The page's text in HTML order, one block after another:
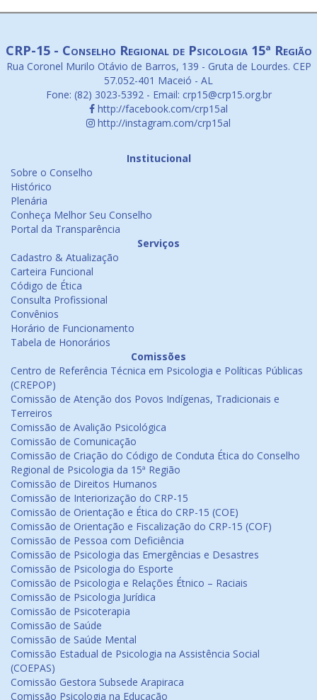
CRP-15 - Conselho Regional de Psicologia 15ª Região
Rua Coronel Murilo Otávio de Barros, 139 - Gruta de Lourdes. CEP
57.052-401 Maceió - AL
Fone: (82) 3023-5392 - Email: crp15@crp15.org.br
http://facebook.com/crp15al
http://instagram.com/crp15al
Institucional
Sobre o Conselho
Histórico
Plenária
Conheça Melhor Seu Conselho
Portal da Transparência
Serviços
Cadastro & Atualização
Carteira Funcional
Código de Ética
Consulta Profissional
Convênios
Horário de Funcionamento
Tabela de Honorários
Comissões
Centro de Referência Técnica em Psicologia e Políticas Públicas
(CREPOP)
Comissão de Atenção dos Povos Indígenas, Tradicionais e
Terreiros
Comissão de Avalição Psicológica
Comissão de Comunicação
Comissão de Criação do Código de Conduta Ética do Conselho
Regional de Psicologia da 15ª Região
Comissão de Direitos Humanos
Comissão de Interiorização do CRP-15
Comissão de Orientação e Ética do CRP-15 (COE)
Comissão de Orientação e Fiscalização do CRP-15 (COF)
Comissão de Pessoa com Deficiência
Comissão de Psicologia das Emergências e Desastres
Comissão de Psicologia do Esporte
Comissão de Psicologia e Relações Étnico – Raciais
Comissão de Psicologia Jurídica
Comissão de Psicoterapia
Comissão de Saúde
Comissão de Saúde Mental
Comissão Estadual de Psicologia na Assistência Social
(COEPAS)
Comissão Gestora Subsede Arapiraca
Comissão Psicologia na Educação